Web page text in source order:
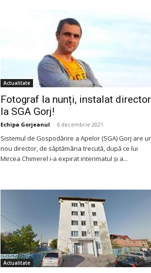
Actualitate
Fotograf la nunți, instalat director
la SGA Gorj!
Echipa Gorjeanul - 6 decembrie 2021
Sistemul de Gospodărire a Apelor (SGA) Gorj are
nou director, de săptămâna trecută, după ce lui
Mircea Chimerel i-a expirat interimatul și a...
Actualitate